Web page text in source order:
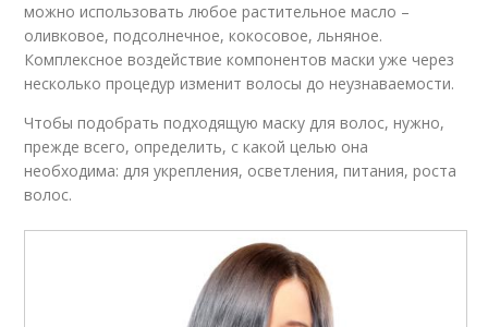
можно использовать любое растительное масло –
оливковое, подсолнечное, кокосовое, льняное.
Комплексное воздействие компонентов маски уже через
несколько процедур изменит волосы до неузнаваемости.
Чтобы подобрать подходящую маску для волос, нужно,
прежде всего, определить, с какой целью она
необходима: для укрепления, осветления, питания, роста
волос.